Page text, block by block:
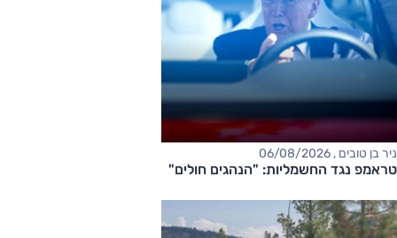
ניר בן טובים , 06/08/2026
טראמפ נגד החשמליות: "הנהגים חולים"